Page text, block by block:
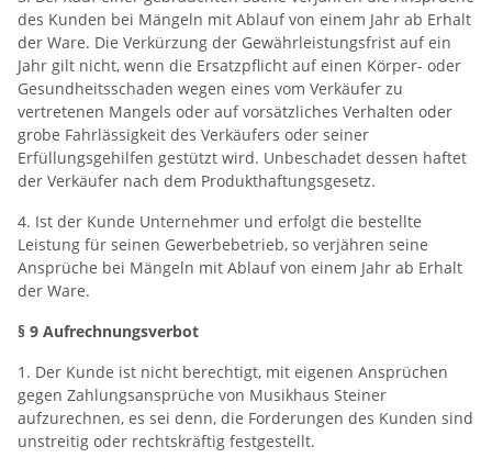
des Kunden bei Mängeln mit Ablauf von einem Jahr ab Erhalt
der Ware. Die Verkürzung der Gewährleistungsfrist auf ein
Jahr gilt nicht, wenn die Ersatzpflicht auf einen Körper- oder
Gesundheitsschaden wegen eines vom Verkäufer zu
vertretenen Mangels oder auf vorsätzliches Verhalten oder
grobe Fahrlässigkeit des Verkäufers oder seiner
Erfüllungsgehilfen gestützt wird. Unbeschadet dessen haftet
der Verkäufer nach dem Produkthaftungsgesetz.
4. Ist der Kunde Unternehmer und erfolgt die bestellte
Leistung für seinen Gewerbebetrieb, so verjähren seine
Ansprüche bei Mängeln mit Ablauf von einem Jahr ab Erhalt
der Ware.
§ 9 Aufrechnungsverbot
1. Der Kunde ist nicht berechtigt, mit eigenen Ansprüchen
gegen Zahlungsansprüche von Musikhaus Steiner
aufzurechnen, es sei denn, die Forderungen des Kunden sind
unstreitig oder rechtskräftig festgestellt.